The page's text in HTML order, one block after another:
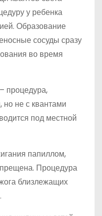
у ребенка
Образование
сосуды сразу
во время
процедура,
но не с квантами
под местной
папиллом,
Процедура
близлежащих